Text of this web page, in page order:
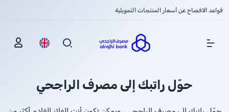
قواعد الافصاح عن أسعار المنتجات التمويلية
Show Menu
حوّل راتبك إلى مصرف الراجحي